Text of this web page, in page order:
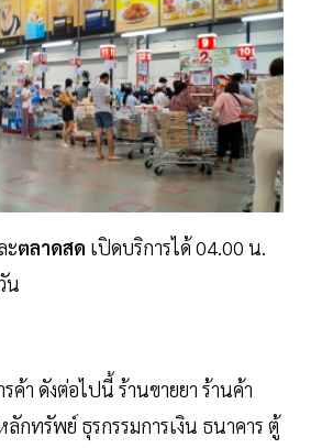
ะตลาดสด เปิดบริการได้ 04.00 น.
น
ค้า ดังต่อไปนี้ ร้านขายยา ร้านค้า
ลักทรัพย์ ธุรกรรมการเงิน ธนาคาร ตู้